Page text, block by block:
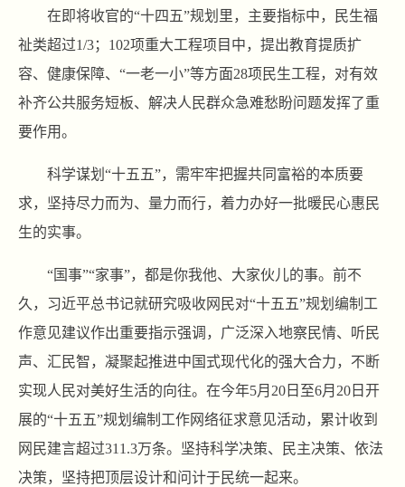
在即将收官的“十四五”规划里，主要指标中，民生福
祉类超过1/3；102项重大工程项目中，提出教育提质扩
容、健康保障、“一老一小”等方面28项民生工程，对有效
补齐公共服务短板、解决人民群众急难愁盼问题发挥了重
要作用。
科学谋划“十五五”，需牢牢把握共同富裕的本质要
求，坚持尽力而为、量力而行，着力办好一批暖民心惠民
生的实事。
“国事”“家事”，都是你我他、大家伙儿的事。前不
久，习近平总书记就研究吸收网民对“十五五”规划编制工
作意见建议作出重要指示强调，广泛深入地察民情、听民
声、汇民智，凝聚起推进中国式现代化的强大合力，不断
实现人民对美好生活的向往。在今年5月20日至6月20日开
展的“十五五”规划编制工作网络征求意见活动，累计收到
网民建言超过311.3万条。坚持科学决策、民主决策、依法
决策，坚持把顶层设计和问计于民统一起来。